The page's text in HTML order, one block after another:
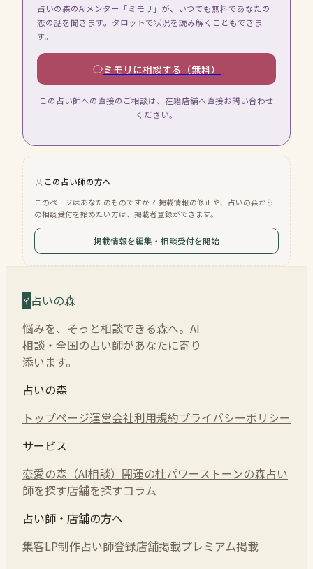
占いの森のAIメンター「ミモリ」が、いつでも無料であなたの
恋の話を聞きます。タロットで状況を読み解くこともできま
す。
ミモリに相談する（無料）
この占い師への直接のご相談は、在籍店舗へ直接お問い合わせ
ください。
この占い師の方へ
このページはあなたのものですか？ 掲載情報の修正や、占いの森から
の相談受付を始めたい方は、掲載者登録ができます。
掲載情報を編集・相談受付を開始
占いの森
悩みを、そっと相談できる森へ。AI
相談・全国の占い師があなたに寄り
添います。
占いの森
トップページ運営会社利用規約プライバシーポリシー
サービス
恋愛の森（AI相談） 開運の杜パワーストーンの森占い
師を探す店舗を探すコラム
占い師・店舗の方へ
集客LP制作占い師登録店舗掲載プレミアム掲載